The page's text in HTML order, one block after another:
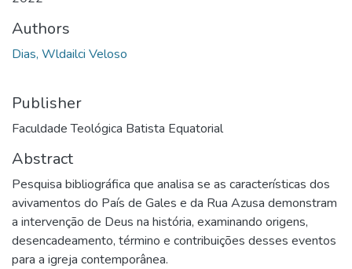
Authors
Dias, Wldailci Veloso
Publisher
Faculdade Teológica Batista Equatorial
Abstract
Pesquisa bibliográfica que analisa se as características dos
avivamentos do País de Gales e da Rua Azusa demonstram
a intervenção de Deus na história, examinando origens,
desencadeamento, término e contribuições desses eventos
para a igreja contemporânea.